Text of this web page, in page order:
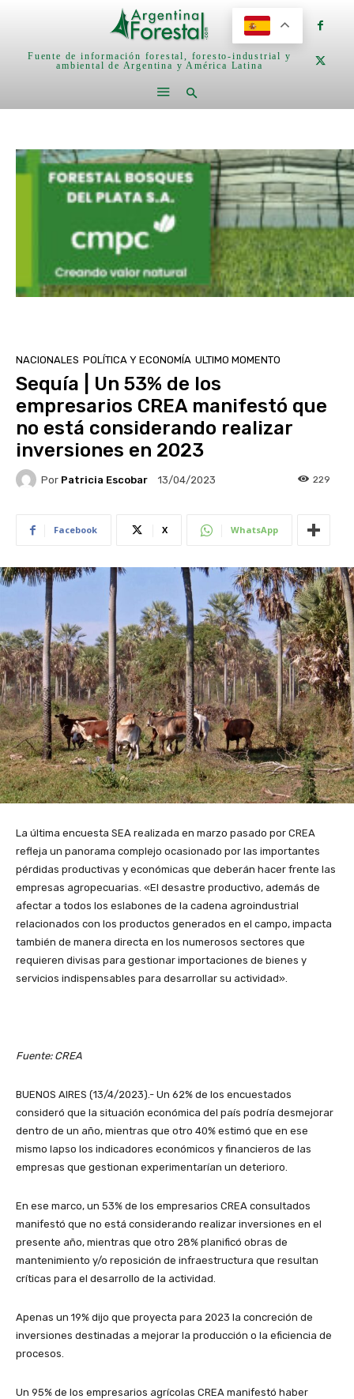
Fuente de información forestal, foresto-industrial y
ambiental de Argentina y América Latina
NACIONALES POLÍTICA Y ECONOMÍA ULTIMO MOMENTO
Sequía | Un 53% de los
empresarios CREA manifestó que
no está considerando realizar
inversiones en 2023
Por Patricia Escobar 13/04/2023 229
Facebook X WhatsApp
La última encuesta SEA realizada en marzo pasado por CREA
refleja un panorama complejo ocasionado por las importantes
pérdidas productivas y económicas que deberán hacer frente las
empresas agropecuarias. «El desastre productivo, además de
afectar a todos los eslabones de la cadena agroindustrial
relacionados con los productos generados en el campo, impacta
también de manera directa en los numerosos sectores que
requieren divisas para gestionar importaciones de bienes y
servicios indispensables para desarrollar su actividad».
Fuente: CREA
BUENOS AIRES (13/4/2023).- Un 62% de los encuestados
consideró que la situación económica del país podría desmejorar
dentro de un año, mientras que otro 40% estimó que en ese
mismo lapso los indicadores económicos y financieros de las
empresas que gestionan experimentarían un deterioro.
En ese marco, un 53% de los empresarios CREA consultados
manifestó que no está considerando realizar inversiones en el
presente año, mientras que otro 28% planificó obras de
mantenimiento y/o reposición de infraestructura que resultan
críticas para el desarrollo de la actividad.
Apenas un 19% dijo que proyecta para 2023 la concreción de
inversiones destinadas a mejorar la producción o la eficiencia de
procesos.
Un 95% de los empresarios agrícolas CREA manifestó haber